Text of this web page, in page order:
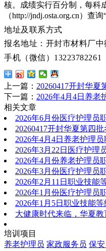
核。成绩实行百分制，每科
（http://jndj.osta.org.cn）查询
地址及联系方式
报名地址：开封市材料厂中
手机（微信）
上一篇： 20260417开封华夏
下一篇： 2026年4月4日养老
相关文章
2026年6月份医疗护理员
20260417开封华夏第四
2026年4月4日养老护理
2026年3月22日医疗护理
2026年4月份养老护理员
2026年3月份医疗护理员
2026年2月11日职业技能
2026年1月份医疗护理员
2026年1月5日职业技能
大健康时代来临，华夏
培训项目
养老护理员 家政服务员 保